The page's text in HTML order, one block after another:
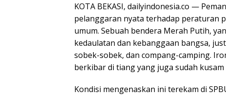
KOTA BEKASI, dailyindonesia.co —
pelanggaran nyata terhadap peraturan
umum. Sebuah bendera Merah Putih,
kedaulatan dan kebanggaan bangsa,
sobek-sobek, dan compang-camping.
berkibar di tiang yang juga sudah
Kondisi mengenaskan ini terekam di